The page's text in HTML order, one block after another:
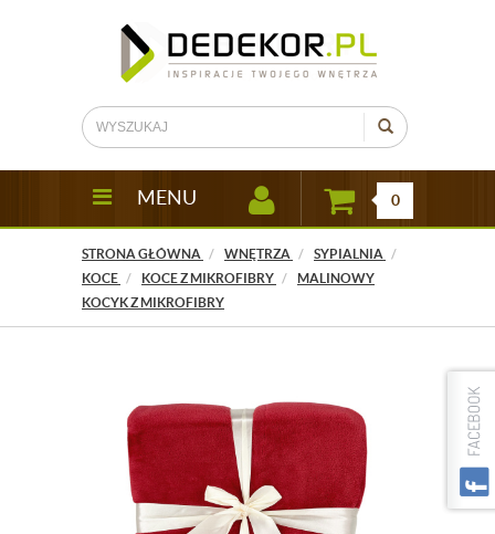
MENU 0
STRONA GŁÓWNA WNĘTRZA
SYPIALNIA
KOCE
KOCE Z MIKROFIBRY
MALINOWY
KOCYK Z MIKROFIBRY